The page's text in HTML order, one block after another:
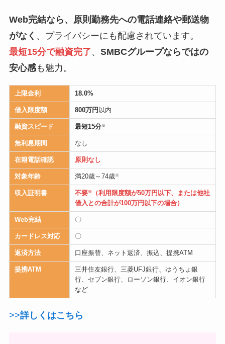
Web完結なら、原則勤務先への電話連絡や郵送物
がなく 、プライバシーにも配慮されています。
最短15分で融資完了 、 SMBCグループならではの
安心感も魅力。
上限金利 18.0%
借入限度額 800万円 以内
融資スピード 最短15分※
無利息期間 なし
在籍電話確認 原則なし
対象年齢 満20歳～74歳※
収入証明書 不要※
（利用限度額が50万円以下、または他社
借入との合計が100万円以下の場合）
Web完結 〇
カードレス対応 〇
返済方法 口座振替、ネット返済、振込、提携ATM
提携ATM
三井住友銀行、三菱UFJ銀行、ゆうちょ銀
行、セブン銀行、ローソン銀行、イオン銀行
など
>>詳しくはこちら